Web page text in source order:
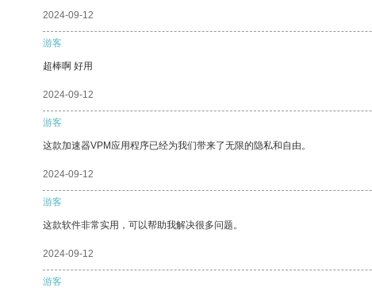
2024-09-12
游客
超棒啊 好用
2024-09-12
游客
这款加速器VPM应用程序已经为我们带来了无限的隐私和自由。
2024-09-12
游客
这款软件非常实用，可以帮助我解决很多问题。
2024-09-12
游客